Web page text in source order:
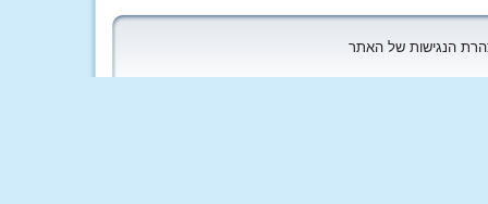
הנגישות של האתר